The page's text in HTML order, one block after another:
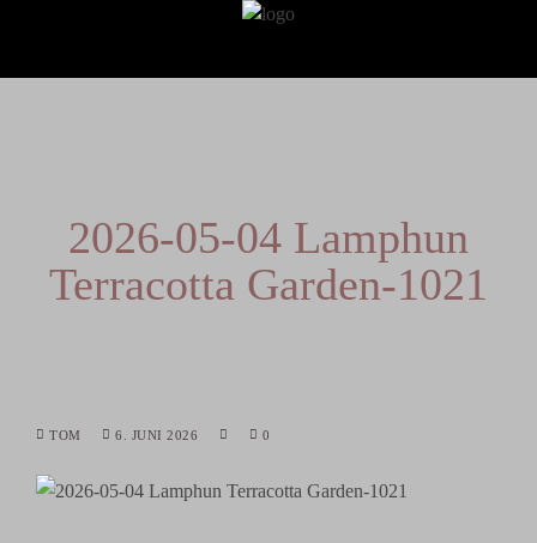
2026-05-04 Lamphun
Terracotta Garden-1021
TOM 6. JUNI 2026 0